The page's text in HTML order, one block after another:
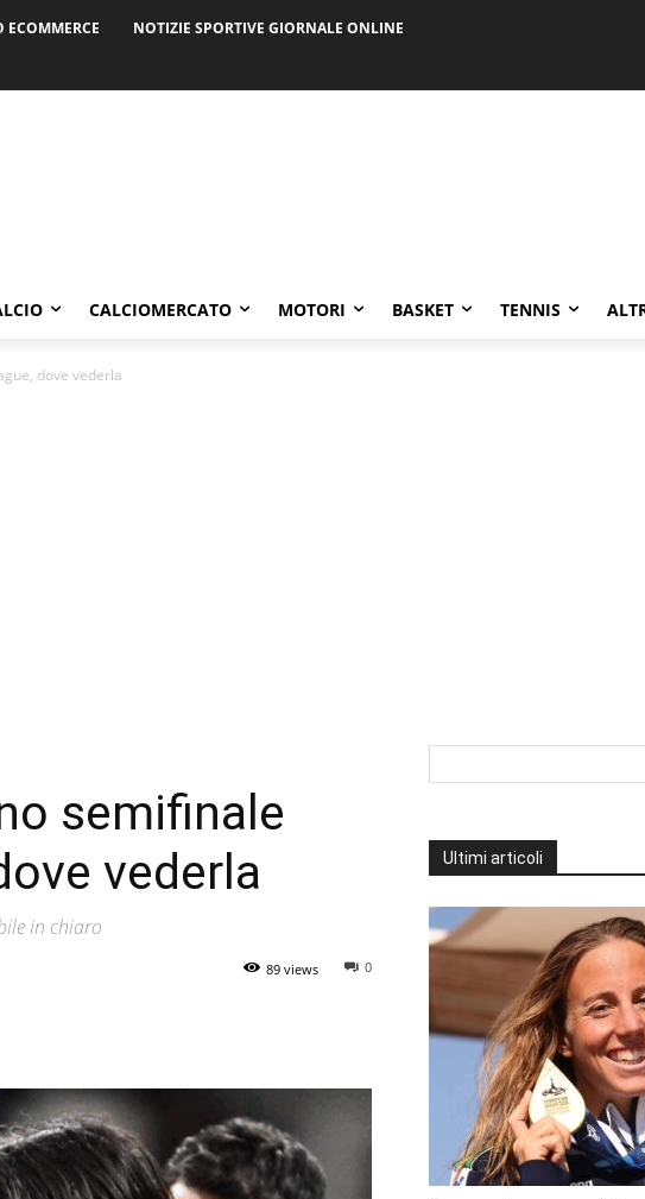
ECOMMERCE NOTIZIE SPORTIVE GIORNALE ONLINE
CALCIOMERCATO MOTORI BASKET TENNIS
dove vederla
semifinale
vederla
in chiaro
0
89 views
Ultimi articoli